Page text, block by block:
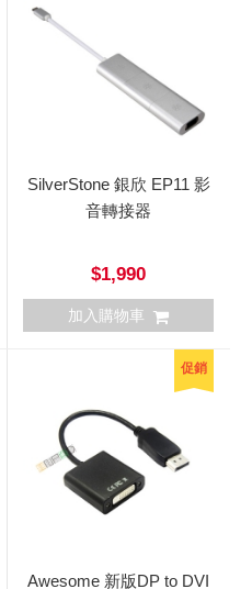
SilverStone 銀欣 EP11 影
音轉接器
$1,990
加入購物車
促銷
Awesome 新版DP to DVI